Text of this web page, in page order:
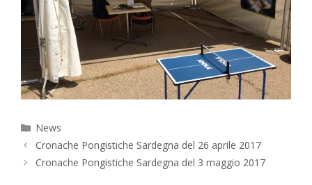
Categorie
News
Cronache Pongistiche Sardegna del 26 aprile 2017
Cronache Pongistiche Sardegna del 3 maggio 2017